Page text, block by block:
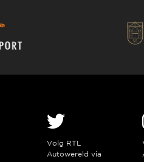
Volg RTL
Autowereld via